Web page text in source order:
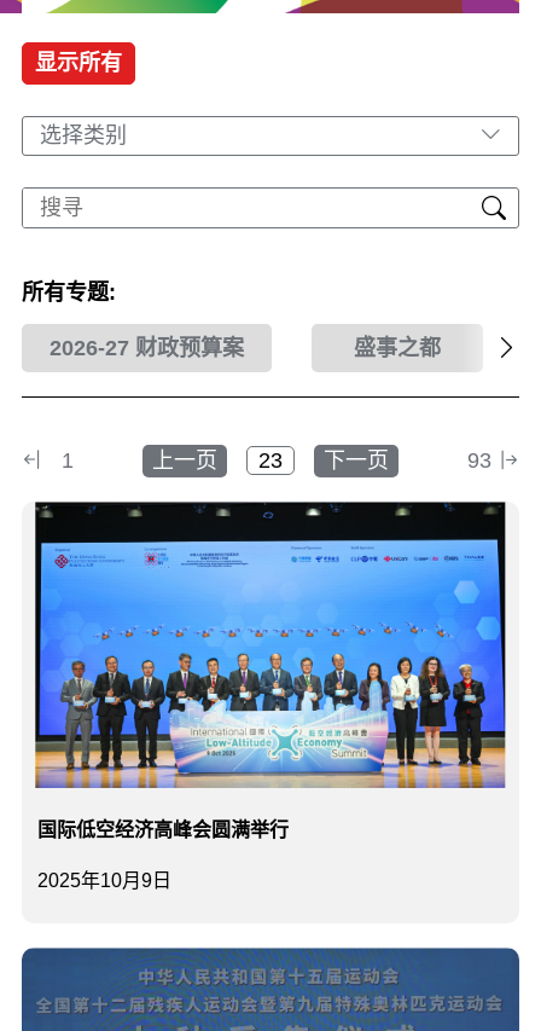
显示所有
选择类别
所有专题:
2026-27 财政预算案 盛事之都
1 上一页 下一页 93
2025年10月9日
国际低空经济高峰会圆满举行